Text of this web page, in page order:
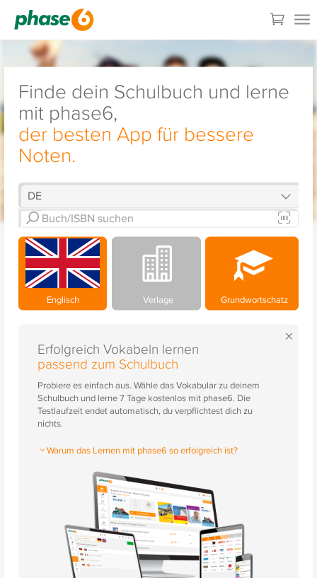
Finde dein Schulbuch und lerne
mit phase6,
der besten App für bessere
Noten.
Englisch Verlage Grundwortschatz
×
Erfolgreich Vokabeln lernen
passend zum Schulbuch
Probiere es einfach aus. Wähle das Vokabular zu deinem
Schulbuch und lerne 7 Tage kostenlos mit phase6. Die
Testlaufzeit endet automatisch, du verpflichtest dich zu
nichts.
Warum das Lernen mit phase6 so erfolgreich ist?